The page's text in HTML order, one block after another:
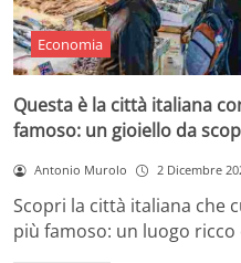
Economia
Questa è la città italiana
famoso: un gioiello da
Antonio Murolo 2 Dicembre
Scopri la città italiana che
più famoso: un luogo